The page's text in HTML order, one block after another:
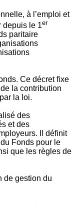
à l’emploi et
depuis le 1er
paritaire
Ce décret fixe
la contribution
la loi.
des
et des
Il définit
Fonds pour le
que les règles de
de gestion du